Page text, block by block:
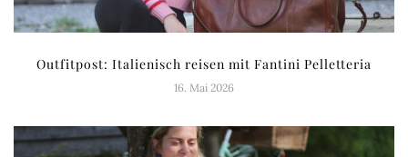
Outfitpost: Italienisch reisen mit Fantini Pelletteria
16. Mai 2026